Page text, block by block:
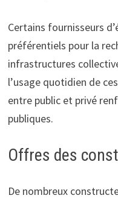
Certains fournisseurs
préférentiels pour la
infrastructures
l’usage quotidien de
entre public et privé
publiques.
Offres des
De nombreux